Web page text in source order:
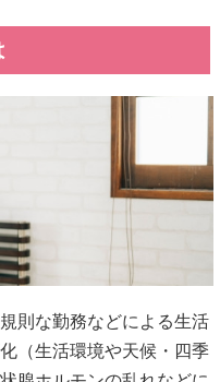
則な勤務などによる生活
（生活環境や天候・四季
腺ホルモンの乱れなどに
の2つがあり、シーソー
になり、副交感神経は、
ます。